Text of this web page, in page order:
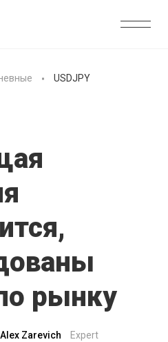
USDJPY
рынку
Alex Zarevich Expert